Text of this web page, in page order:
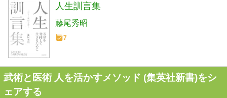
人生訓言集
藤尾秀昭
7
武術と医術 人を活かすメソッド (集英社新書)をシ
ェアする